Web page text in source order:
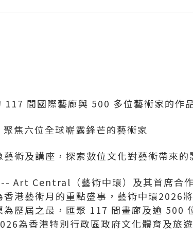
間國際藝廊與 500 多位藝術家的作
焦六位全球嶄露鋒芒的藝術家
術及講座，探索數位文化對藝術帶來的
Art Central（藝術中環）及其首席合
港藝術月的重點盛事，藝術中環2026
歷屆之最，匯聚 117 間畫廊及逾 500
為香港特別行政區政府文化體育及旅